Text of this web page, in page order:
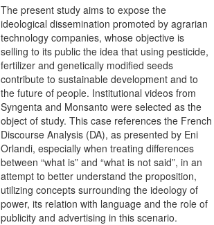
The present study aims to expose the
ideological dissemination promoted by agrarian
technology companies, whose objective is
selling to its public the idea that using pesticide,
fertilizer and genetically modified seeds
contribute to sustainable development and to
the future of people. Institutional videos from
Syngenta and Monsanto were selected as the
object of study. This case references the French
Discourse Analysis (DA), as presented by Eni
Orlandi, especially when treating differences
between “what is” and “what is not said”, in an
attempt to better understand the proposition,
utilizing concepts surrounding the ideology of
power, its relation with language and the role of
publicity and advertising in this scenario.